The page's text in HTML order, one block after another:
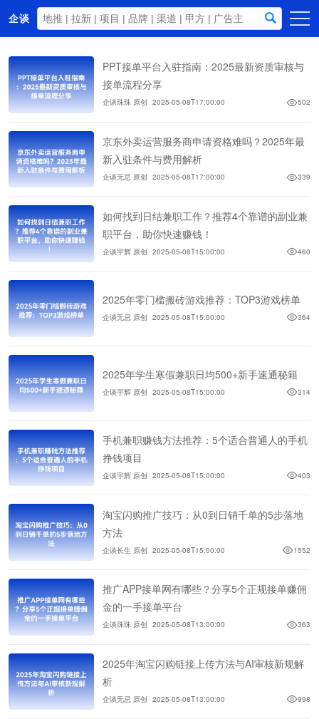
企谈
商务资源
资讯动态
关于我们
PPT接单平台入驻指南：2025最新资质审核与
接单流程分享
企谈珠珠 原创 2025-05-08T17:00:00 502
京东外卖运营服务商申请资格难吗？2025年最
新入驻条件与费用解析
企谈无忌 原创 2025-05-08T17:00:00 339
如何找到日结兼职工作？推荐4个靠谱的副业兼
职平台，助你快速赚钱！
企谈宇辉 原创 2025-05-08T15:00:00 460
2025年零门槛搬砖游戏推荐：TOP3游戏榜单
企谈无忌 原创 2025-05-08T15:00:00 364
2025年学生寒假兼职日均500+新手速通秘籍
企谈宇辉 原创 2025-05-08T15:00:00 314
手机兼职赚钱方法推荐：5个适合普通人的手机
挣钱项目
企谈宇辉 原创 2025-05-08T15:00:00 403
淘宝闪购推广技巧：从0到日销千单的5步落地
方法
企谈长生 原创 2025-05-08T15:00:00 1552
推广APP接单网有哪些？分享5个正规接单赚佣
金的一手接单平台
企谈珠珠 原创 2025-05-08T13:00:00 363
2025年淘宝闪购链接上传方法与AI审核新规解
析
企谈无忌 原创 2025-05-08T13:00:00 998